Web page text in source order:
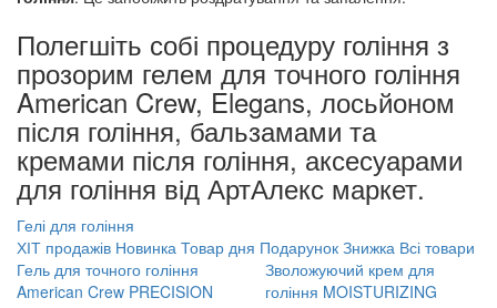
Полегшіть собі процедуру гоління з
прозорим гелем для точного гоління
American Crew, Elegans, лосьйоном
після гоління, бальзамами та
кремами після гоління, аксесуарами
для гоління від АртАлекс маркет.
Гелі для гоління
ХІТ продажів Новинка Товар дня Подарунок Знижка Всі товари
Гель для точного гоління
American Crew PRECISION
Зволожуючий крем для
гоління MOISTURIZING